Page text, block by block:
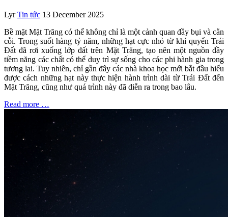
Lyr Tin tức 13 December 2025
Bề mặt Mặt Trăng có thể không chỉ là một cảnh quan đầy bụi và cằn
cỗi. Trong suốt hàng tỷ năm, những hạt cực nhỏ từ khí quyển Trái
Đất đã rơi xuống lớp đất trên Mặt Trăng, tạo nên một nguồn đầy
tiềm năng các chất có thể duy trì sự sống cho các phi hành gia trong
tương lai. Tuy nhiên, chỉ gần đây các nhà khoa học mới bắt đầu hiểu
được cách những hạt này thực hiện hành trình dài từ Trái Đất đến
Mặt Trăng, cũng như quá trình này đã diễn ra trong bao lâu.
Read more …